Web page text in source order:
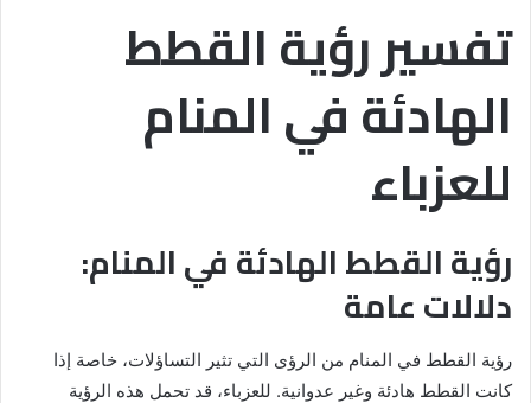
تفسير رؤية القطط
الهادئة في المنام
للعزباء
رؤية القطط الهادئة في المنام:
دلالات عامة
رؤية القطط في المنام من الرؤى التي تثير التساؤلات، خاصة إذا
كانت القطط هادئة وغير عدوانية. للعزباء، قد تحمل هذه الرؤية